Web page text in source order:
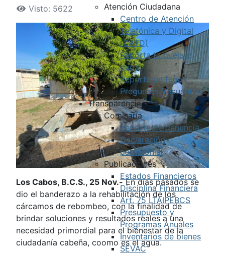
Atención Ciudadana
Centro de Atención
Telefónica y Digital
(CATD)
Reporta tu queja o
duda
Reporte de fugas
Preguntas frecuentes
Transparencia
Comisaría
Reporte de denuncia
Declaración
patrimonial
Publicaciones
Estados Financieros
Disciplina Financiera
Art. 75 LTAIPEBCS
Presupuesto y
Programas Anuales
Inventarios de bienes
SEVAC
Visto: 5622
Los Cabos, B.C.S., 25 Nov.-En días pasados se
dio el banderazo a la rehabilitación de los
cárcamos de rebombeo, con la finalidad de
brindar soluciones y resultados reales a una
necesidad primordial para el bienestar de la
ciudadanía cabeña, coomo es el agua.